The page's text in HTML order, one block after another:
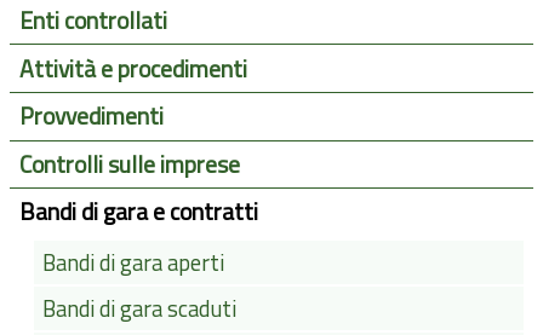
Enti controllati
Attività e procedimenti
Provvedimenti
Controlli sulle imprese
Bandi di gara e contratti
Bandi di gara aperti
Bandi di gara scaduti